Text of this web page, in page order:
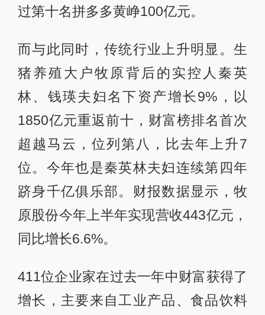
过第十名拼多多黄峥100亿元。
而与此同时，传统行业上升明显。生
猪养殖大户牧原背后的实控人秦英
林、钱瑛夫妇名下资产增长9%，以
1850亿元重返前十，财富榜排名首次
超越马云，位列第八，比去年上升7
位。今年也是秦英林夫妇连续第四年
跻身千亿俱乐部。财报数据显示，牧
原股份今年上半年实现营收443亿元，
同比增长6.6%。
411位企业家在过去一年中财富获得了
增长，主要来自工业产品、食品饮料